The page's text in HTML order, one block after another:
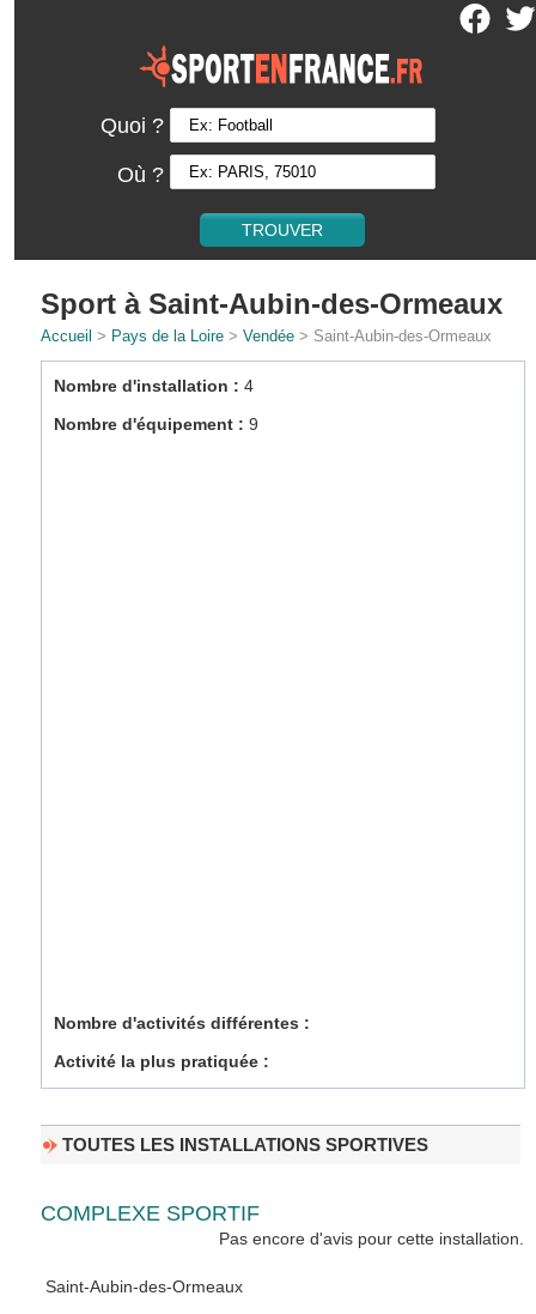
Quoi ?
Où ?
Sport à Saint-Aubin-des-Ormeaux
Accueil > Pays de la Loire >Vendée > Saint-Aubin-des-Ormeaux
Nombre d'installation :4
Nombre d'équipement :9
Nombre d'activités différentes :
Activité la plus pratiquée :
TOUTES LES INSTALLATIONS SPORTIVES
COMPLEXE SPORTIF
Pas encore d'avis pour cette installation.
Saint-Aubin-des-Ormeaux